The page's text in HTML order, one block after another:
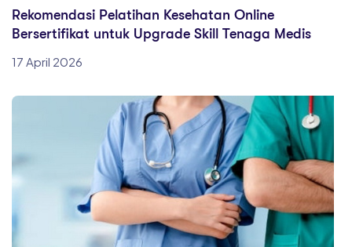
Rekomendasi Pelatihan Kesehatan Online
Bersertifikat untuk Upgrade Skill Tenaga Medis
17 April 2026